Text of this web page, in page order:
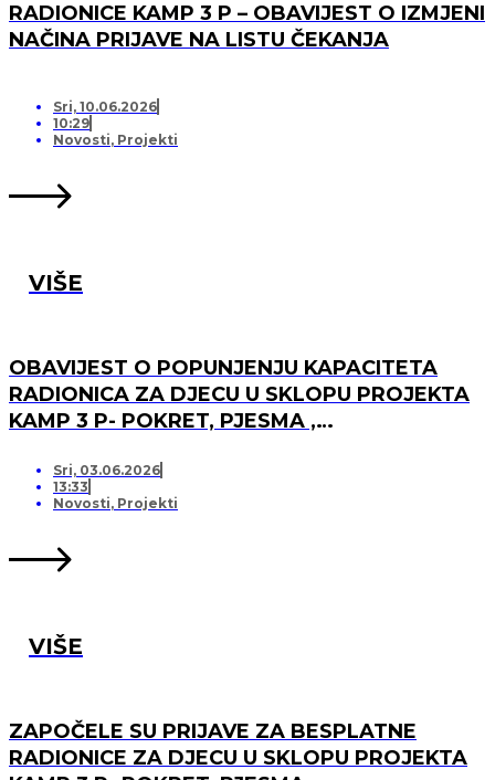
RADIONICE KAMP 3 P – OBAVIJEST O IZMJENI
NAČINA PRIJAVE NA LISTU ČEKANJA
Sri, 10.06.2026
10:29
Novosti, Projekti
VIŠE
OBAVIJEST O POPUNJENJU KAPACITETA
RADIONICA ZA DJECU U SKLOPU PROJEKTA
KAMP 3 P- POKRET, PJESMA ,
LISTU ČEKANJA
Sri, 03.06.2026
13:33
Novosti, Projekti
VIŠE
ZAPOČELE SU PRIJAVE ZA BESPLATNE
RADIONICE ZA DJECU U SKLOPU PROJEKTA